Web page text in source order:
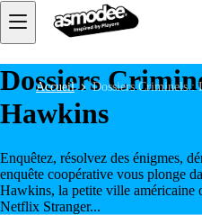
Accueil Dossiers Criminels :
Dossiers
Hawkins
Enquêtez, résolvez des énigmes,
enquête coopérative vous plonge
Hawkins, la petite ville américaine
Netflix Stranger...